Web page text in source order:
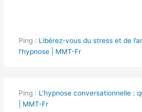
Ping : Libérez-vous du stress et de
l’hypnose | MMT-Fr
Ping : L’hypnose conversationnelle :
| MMT-Fr